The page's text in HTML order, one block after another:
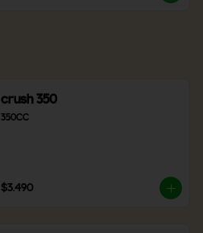
crush 350
350CC
$3.490